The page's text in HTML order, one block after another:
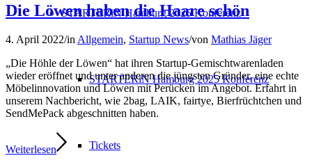
STARTERiN Hamburg 2025 Konferenz
STARTERiN Hamburg 2025 Konferenz
Tickets
Die Löwen haben die Haare schön
4. April 2022/inAllgemein, Startup News/von Mathias Jäger
„Die Höhle der Löwen“ hat ihren Startup-Gemischtwarenladen
wieder eröffnet und unter anderen die jüngsten Gründer, eine echte
Möbelinnovation und Löwen mit Perücken im Angebot. Erfahrt in
unserem Nachbericht, wie 2bag, LAIK, fairtye, Bierfrüchtchen und
SendMePack abgeschnitten haben.
Weiterlesen